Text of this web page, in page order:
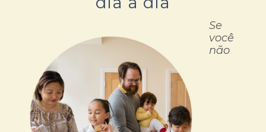
Se
você
não